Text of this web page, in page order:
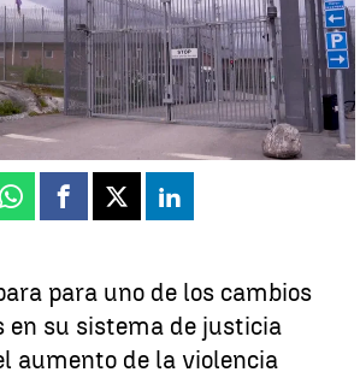
junio de 2026, 16:00
de 2026, 13:24
Whatsapp
Facebook
X Linkedin
para uno de los cambios
en su sistema de justicia
aumento de la violencia